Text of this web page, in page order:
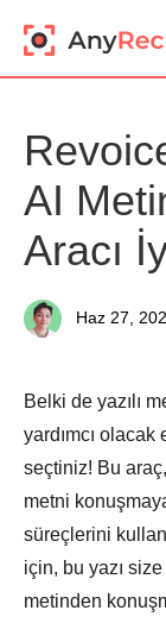
AI
Aracı
Haz 27,
Belki de yazılı
yardımcı
seçtiniz! Bu
metni
süreçlerini
için, bu yazı
metinden